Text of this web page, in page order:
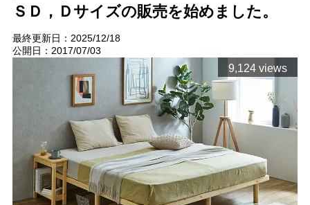
ＳＤ，Ｄサイズの販売を始めました。
最終更新日：2025/12/18
公開日：2017/07/03
9,124 views